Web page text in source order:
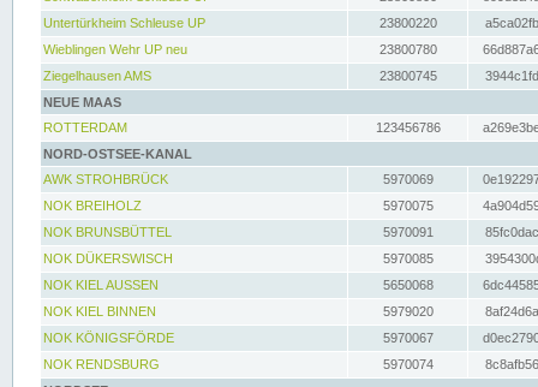
Untertürkheim Schleuse UP
23800220
Wieblingen Wehr UP neu
23800780
Ziegelhausen AMS
23800745
NEUE MAAS
ROTTERDAM
123456786
NORD-OSTSEE-KANAL
AWK STROHBRÜCK
5970069
NOK BREIHOLZ
5970075
NOK BRUNSBÜTTEL
5970091
NOK DÜKERSWISCH
5970085
NOK KIEL AUSSEN
5650068
NOK KIEL BINNEN
5979020
NOK KÖNIGSFÖRDE
5970067
NOK RENDSBURG
5970074